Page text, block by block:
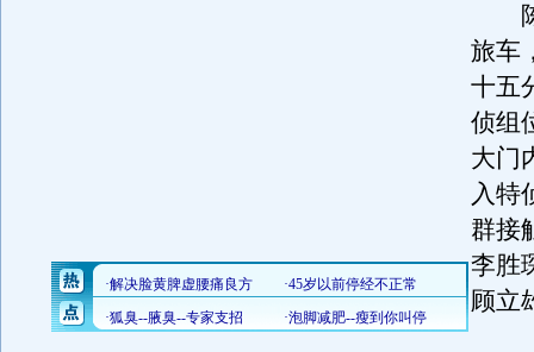
陈
旅车
十五
侦组
大门
入特
群接
李胜
顾立